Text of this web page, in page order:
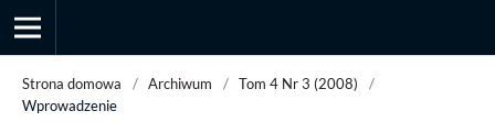
Strona domowa / Archiwum / Tom 4 Nr 3 (2008)
/
Wprowadzenie